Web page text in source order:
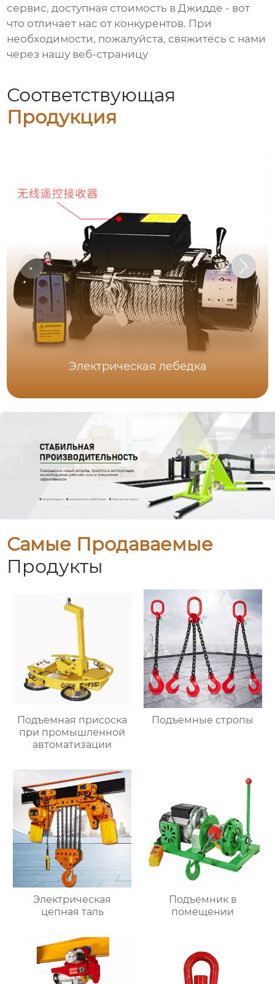
сервис, доступная стоимость в Джидде - вот
что отличает нас от конкурентов. При
необходимости, пожалуйста, свяжитесь с нами
через нашу веб-страницу
Соответствующая
Продукция
Электрическая лебедка
Самые Продаваемые
Продукты
Подъемная присоска
при промышленной
автоматизации
Подъемные стропы
Электрическая
цепная таль
Подъемник в
помещении